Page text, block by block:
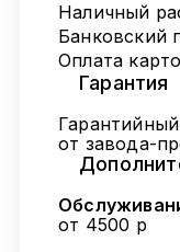
Наличный
Банковский
Оплата
Гарантия
от завода-
от 4500 р